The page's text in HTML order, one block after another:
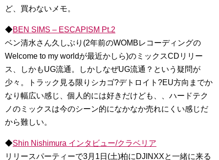
ど、買わないメモ。
◆BEN SIMS – ESCAPISM Pt.2
ベン清水さん久しぶり(2年前のWOMBレコーディングの
Welcome to my worldが最近かしら)のミックスCDリリー
ス、しかもUG流通。しかしなぜUG流通？という疑問が
少々。トラック見る限りシカゴ?デトロイト?EU方向までか
なり幅広い感じ、個人的には好きだけども、、ハードテク
ノのミックスは今のシーン的になかなか売れにくい感じだ
から難しい。
◆Shin Nishimura インタビュー/クラベリア
リリースパーティーで3月1日(土)柏にDJINXXと一緒に来る